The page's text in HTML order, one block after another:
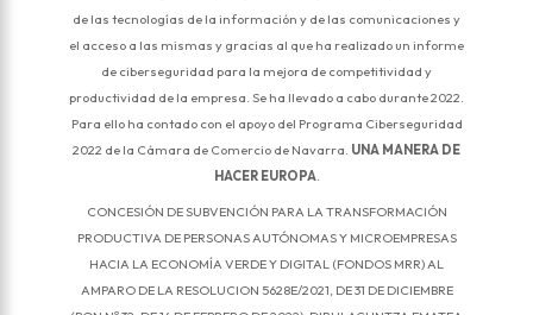
de las tecnologías de la información y de las comunicaciones y
el acceso a las mismas y gracias al que ha realizado un informe
de ciberseguridad para la mejora de competitividad y
productividad de la empresa. Se ha llevado a cabo durante 2022.
Para ello ha contado con el apoyo del Programa Ciberseguridad
2022 de la Cámara de Comercio de Navarra. UNA MANERA DE
HACER EUROPA.
CONCESIÓN DE SUBVENCIÓN PARA LA TRANSFORMACIÓN
PRODUCTIVA DE PERSONAS AUTÓNOMAS Y MICROEMPRESAS
HACIA LA ECONOMÍA VERDE Y DIGITAL (FONDOS MRR) AL
AMPARO DE LA RESOLUCION 5628E/2021, DE 31 DE DICIEMBRE